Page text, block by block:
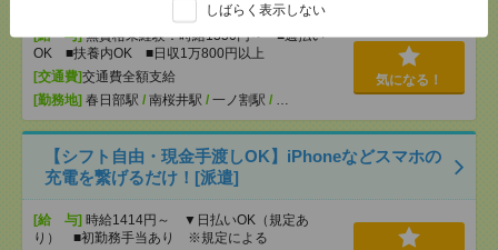
しばらく表示しない
[給 与]無資格未経験：時給1350円～ ■週払い
OK ■扶養内OK ■日収1万800円以上
[交通費]交通費全額支給
[勤務地] 春日部駅 / 南桜井駅 / 一ノ割駅 / …
気になる！
【シフト自由・現金手渡しOK】iPhoneなどスマホの
充電を繋げるだけ！[派遣]
[給 与] 時給1414円～ ▼日払いOK（規定あ
り） ■初勤務手当あり ※規定による